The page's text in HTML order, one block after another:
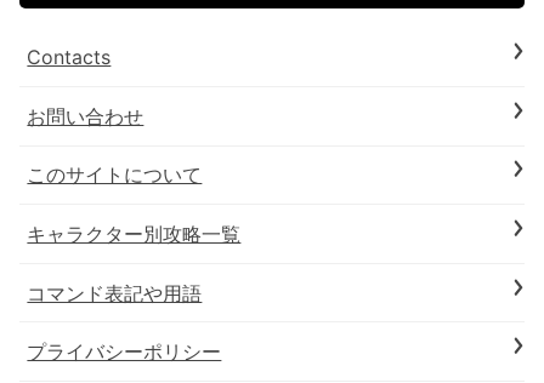
Contacts
お問い合わせ
このサイトについて
キャラクター別攻略一覧
コマンド表記や用語
プライバシーポリシー